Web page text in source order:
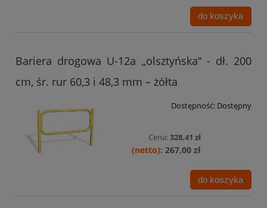
do koszyka
Bariera drogowa U-12a „olsztyńska“ - dł. 200
cm, śr. rur 60,3 i 48,3 mm – żółta
Dostępność: Dostępny
Cena:328,41 zł
267,00 zł
do koszyka